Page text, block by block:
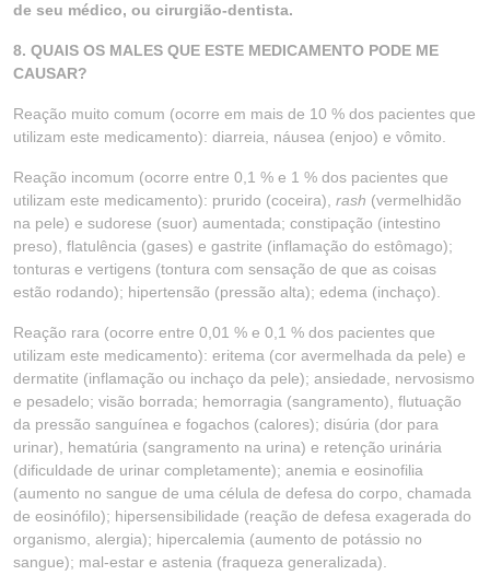
de seu médico, ou cirurgião-dentista.
8. QUAIS OS MALES QUE ESTE MEDICAMENTO PODE ME
CAUSAR?
Reação muito comum (ocorre em mais de 10 % dos pacientes que
utilizam este medicamento): diarreia, náusea (enjoo) e vômito.
Reação incomum (ocorre entre 0,1 % e 1 % dos pacientes que
utilizam este medicamento): prurido (coceira), rash (vermelhidão
na pele) e sudorese (suor) aumentada; constipação (intestino
preso), flatulência (gases) e gastrite (inflamação do estômago);
tonturas e vertigens (tontura com sensação de que as coisas
estão rodando); hipertensão (pressão alta); edema (inchaço).
Reação rara (ocorre entre 0,01 % e 0,1 % dos pacientes que
utilizam este medicamento): eritema (cor avermelhada da pele) e
dermatite (inflamação ou inchaço da pele); ansiedade, nervosismo
e pesadelo; visão borrada; hemorragia (sangramento), flutuação
da pressão sanguínea e fogachos (calores); disúria (dor para
urinar), hematúria (sangramento na urina) e retenção urinária
(dificuldade de urinar completamente); anemia e eosinofilia
(aumento no sangue de uma célula de defesa do corpo, chamada
de eosinófilo); hipersensibilidade (reação de defesa exagerada do
organismo, alergia); hipercalemia (aumento de potássio no
sangue); mal-estar e astenia (fraqueza generalizada).